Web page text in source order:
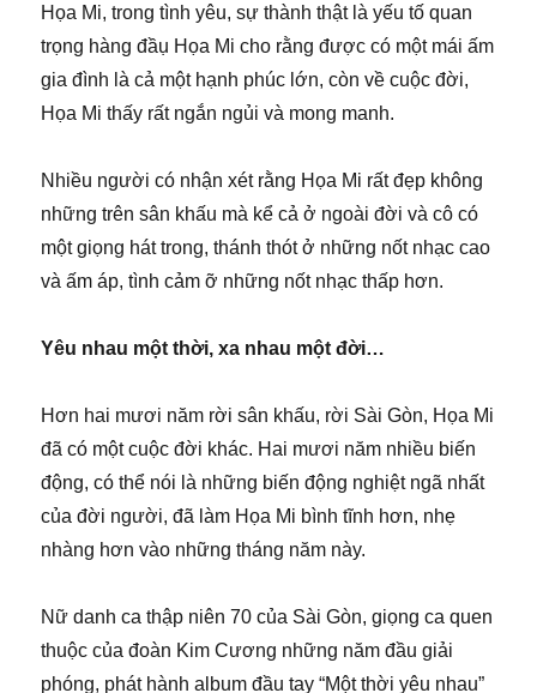
Họa Mi, trong tình yêu, sự thành thật là yếu tố quan
trọng hàng đầụ Họa Mi cho rằng được có một mái ấm
gia đình là cả một hạnh phúc lớn, còn về cuộc đời,
Họa Mi thấy rất ngắn ngủi và mong manh.
Nhiều người có nhận xét rằng Họa Mi rất đẹp không
những trên sân khấu mà kể cả ở ngoài đời và cô có
một giọng hát trong, thánh thót ở những nốt nhạc cao
và ấm áp, tình cảm ỡ những nốt nhạc thấp hơn.
Yêu nhau một thời, xa nhau một đời…
Hơn hai mươi năm rời sân khấu, rời Sài Gòn, Họa Mi
đã có một cuộc đời khác. Hai mươi năm nhiều biến
động, có thể nói là những biến động nghiệt ngã nhất
của đời người, đã làm Họa Mi bình tĩnh hơn, nhẹ
nhàng hơn vào những tháng năm này.
Nữ danh ca thập niên 70 của Sài Gòn, giọng ca quen
thuộc của đoàn Kim Cương những năm đầu giải
phóng, phát hành album đầu tay “Một thời yêu nhau”